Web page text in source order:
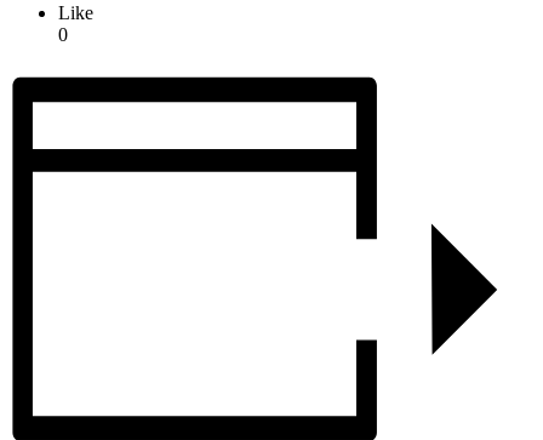
Like
0